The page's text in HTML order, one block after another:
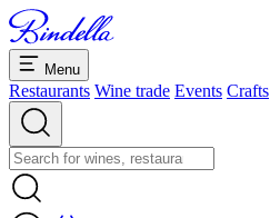
Menu
Restaurants Wine trade Events Crafts